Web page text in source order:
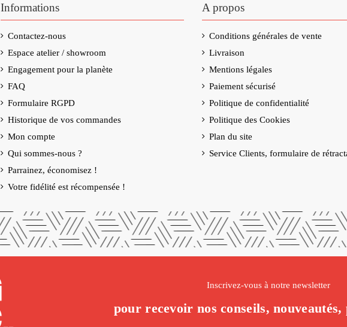
Informations
Contactez-nous
Espace atelier / showroom
Engagement pour la planète
FAQ
Formulaire RGPD
Historique de vos commandes
Mon compte
Qui sommes-nous ?
Parrainez, économisez !
Votre fidélité est récompensée !
A propos
Conditions générales de vente
Livraison
Mentions légales
Paiement sécurisé
Politique de confidentialité
Politique des Cookies
Plan du site
Service Clients, formulaire de
Inscrivez-vous à notre newsletter
pour recevoir nos conseils,